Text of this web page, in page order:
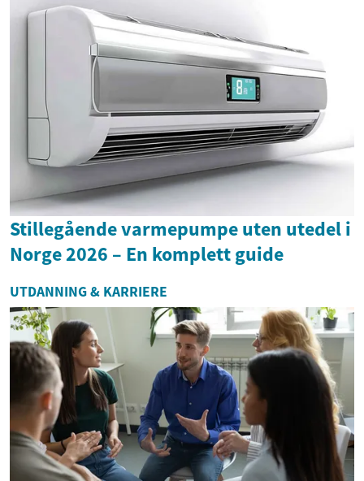
Stillegående varmepumpe uten utedel i
Norge 2026 – En komplett guide
UTDANNING & KARRIERE